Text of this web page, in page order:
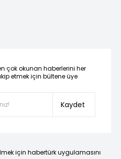
çok okunan haberlerini her
etmek için bültene üye
Kaydet
için habertürk uygulamasını